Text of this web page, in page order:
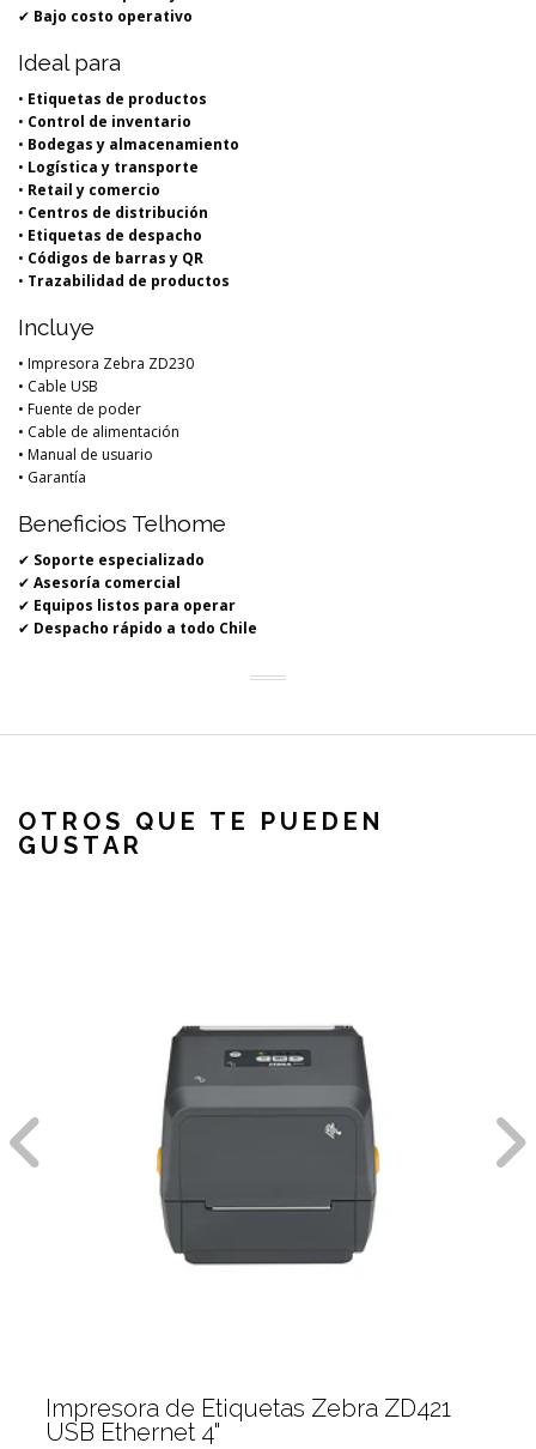
✔ Bajo costo operativo
Ideal para
• Etiquetas de productos
• Control de inventario
• Bodegas y almacenamiento
• Logística y transporte
• Retail y comercio
• Centros de distribución
• Etiquetas de despacho
• Códigos de barras y QR
• Trazabilidad de productos
Incluye
• Impresora Zebra ZD230
• Cable USB
• Fuente de poder
• Cable de alimentación
• Manual de usuario
• Garantía
Beneficios Telhome
✔ Soporte especializado
✔ Asesoría comercial
✔ Equipos listos para operar
✔ Despacho rápido a todo Chile
OTROS QUE TE PUEDEN
GUSTAR
Impresora de Etiquetas Zebra ZD421
USB Ethernet 4"